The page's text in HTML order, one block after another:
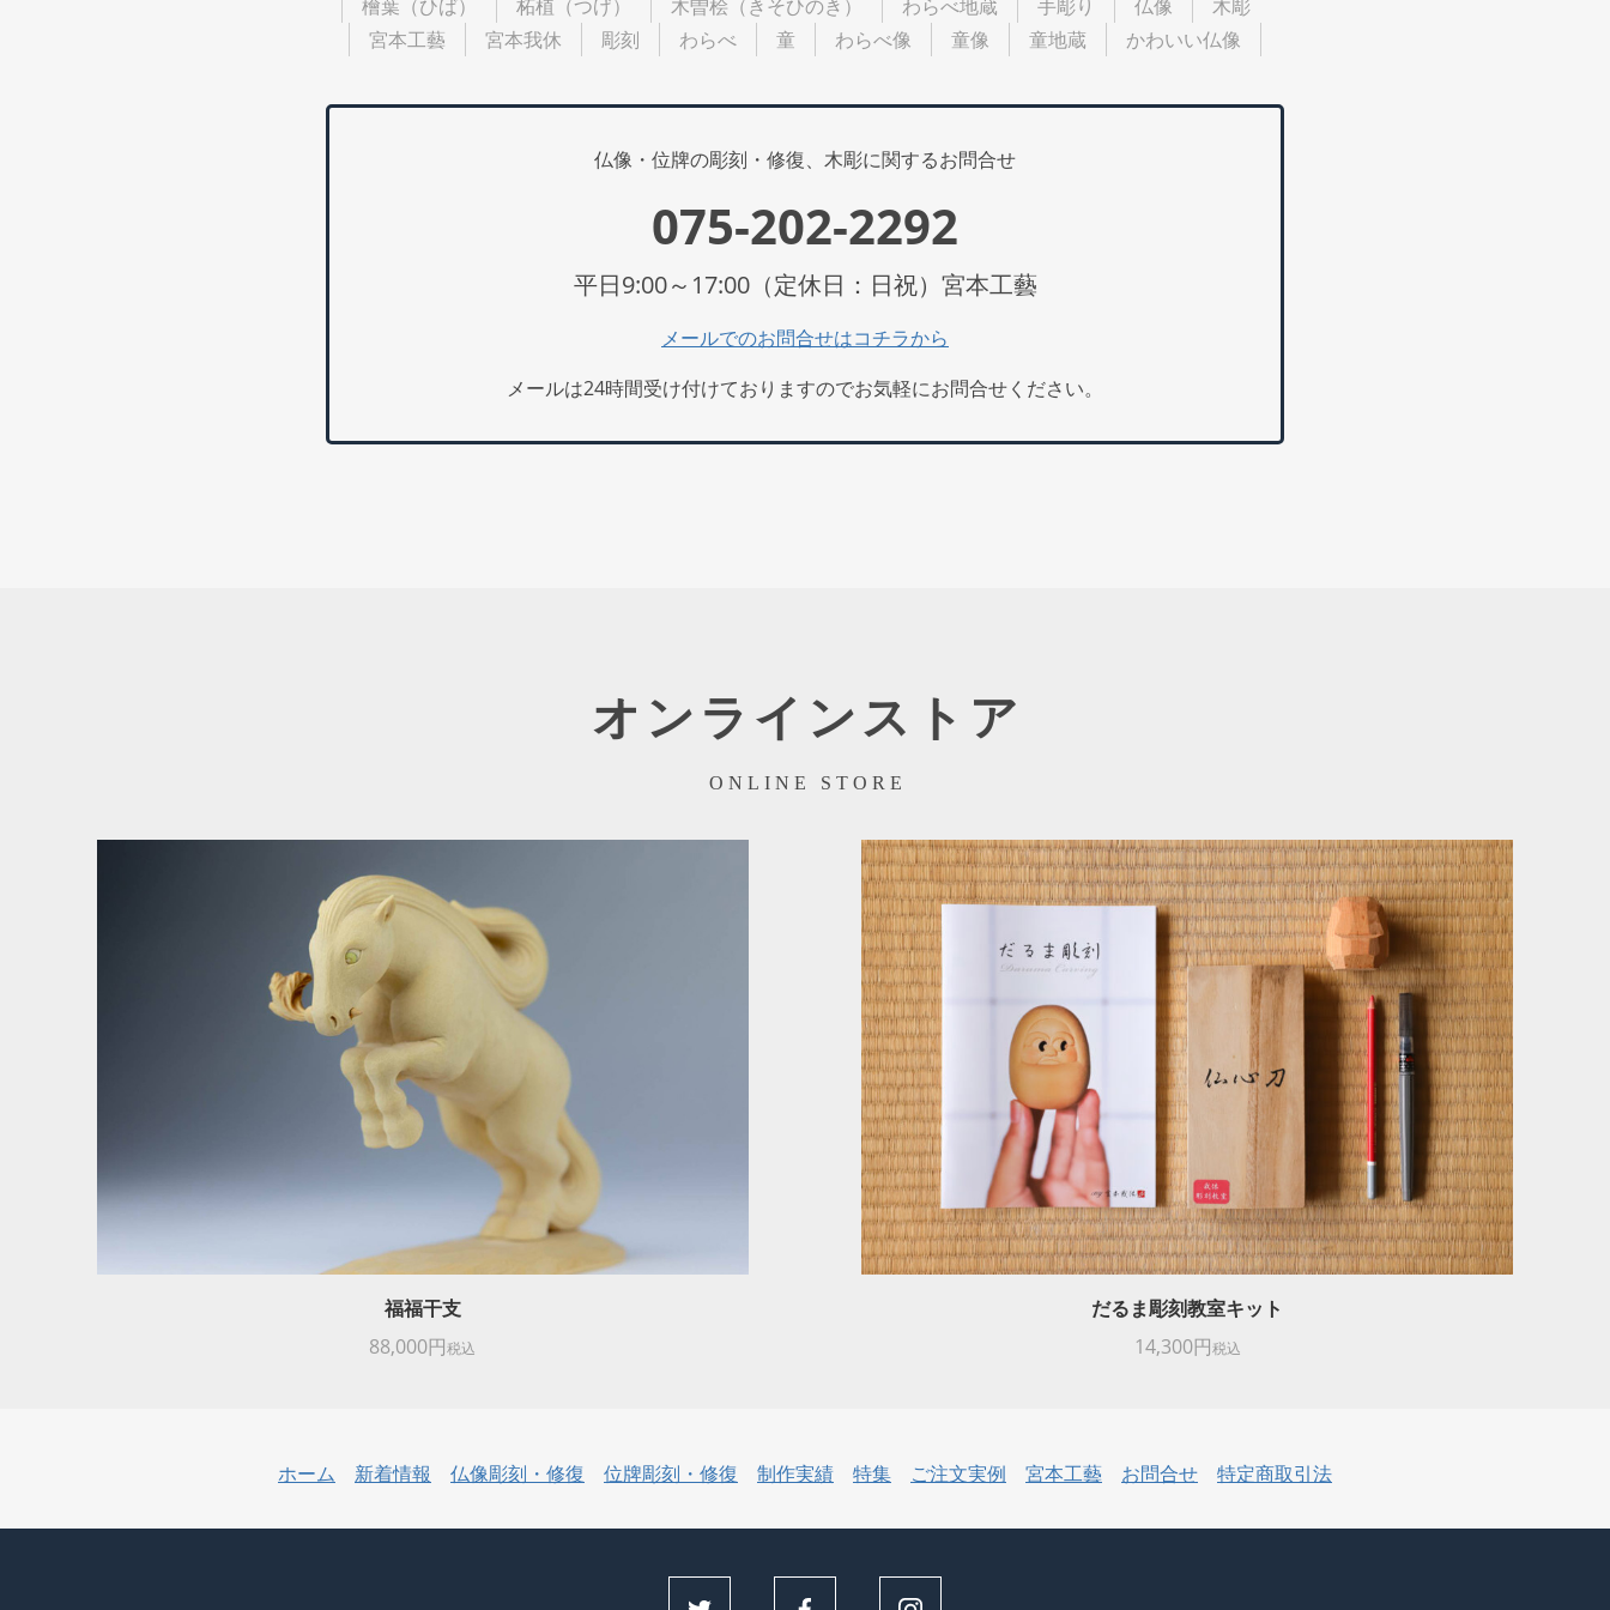
檜葉（ひば） 柘植（つげ） 木曽桧（きそひのき） わらべ地蔵 手彫り 仏像
木彫
宮本工藝
宮本我休 彫刻 わらべ 童 わらべ像 童像 童地蔵 かわいい仏像
仏像・位牌の彫刻・修復、木彫に関するお問合せ
075-202-2292
平日9:00～17:00（定休日：日祝）宮本工藝
メールでのお問合せはコチラから
メールは24時間受け付けておりますのでお気軽にお問合せください。
オンラインストア
ONLINE STORE
福福干支
88,000円税込
だるま彫刻教室キット
14,300円税込
ホーム 新着情報 仏像彫刻・修復 位牌彫刻・修復 制作実績 特集 ご注文実例 宮本工藝 お問合せ 特定商取引法